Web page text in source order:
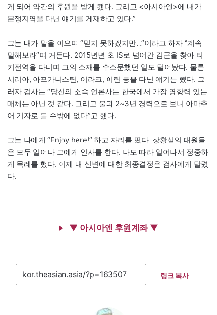
게 되어 약간의 후원을 받게 됐다. 그리고 <아시아엔>에 내가
분쟁지역을 다닌 얘기를 게재하고 있다.”
그는 내가 말을 이으며 “믿지 못하겠지만…”이라고 하자 “계속
말해보라”며 거든다. 2015년년 초 IS로 넘어간 김군을 찾아 터
키전역을 다니며 그의 소재를 수소문했던 일도 털어놨다. 물론
시리아, 아프가니스탄, 이라크, 이란 등을 다닌 얘기는 뺐다. 그
러자 검사는 “당신의 소속 언론사는 한국에서 가장 영향력 있는
매체는 아닌 것 같다. 그리고 불과 2~3년 경력으로 보니 아마추
어 기자로 볼 수밖에 없다”고 했다.
그는 나에게 “Enjoy here!” 하고 자리를 떴다. 상황실의 대원들
은 모두 일어나 그에게 인사를 한다. 나도 따라 일어나서 정중하
게 목례를 했다. 이제 내 신변에 대한 최종결정은 검사에게 달렸
다.
▼ 아시아엔 후원계좌 ▼
링크 복사